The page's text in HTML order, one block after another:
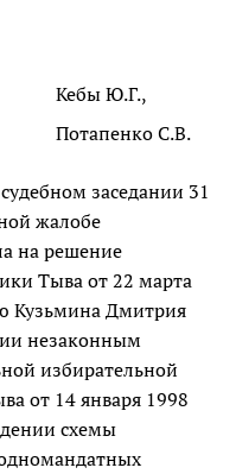
Кебы Ю.Г.,
Потапенко С.В.
заседании 31
жалобе
на решение
Тыва от 22 марта
Кузьмина Дмитрия
незаконным
избирательной
от 14 января 1998
схемы